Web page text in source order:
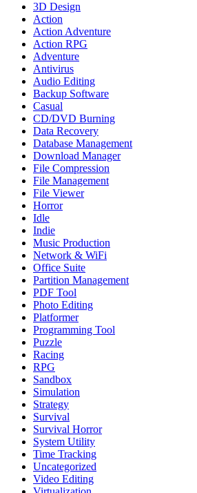
3D Design
Action
Action Adventure
Action RPG
Adventure
Antivirus
Audio Editing
Backup Software
Casual
CD/DVD Burning
Data Recovery
Database Management
Download Manager
File Compression
File Management
File Viewer
Horror
Idle
Indie
Music Production
Network & WiFi
Office Suite
Partition Management
PDF Tool
Photo Editing
Platformer
Programming Tool
Puzzle
Racing
RPG
Sandbox
Simulation
Strategy
Survival
Survival Horror
System Utility
Time Tracking
Uncategorized
Video Editing